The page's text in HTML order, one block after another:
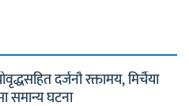
दर्जनौ रक्तामय, मिर्चैया
समान्य घटना